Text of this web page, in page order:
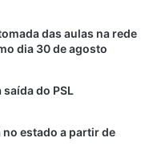
das aulas na rede
dia 30 de agosto
do PSL
estado a partir de